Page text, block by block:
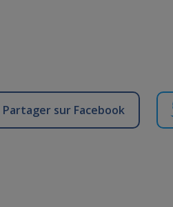
Partager sur Facebook